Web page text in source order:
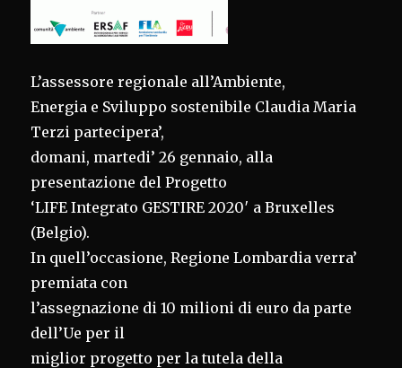
L’assessore regionale all’Ambiente,
Energia e Sviluppo sostenibile Claudia Maria
Terzi partecipera’,
domani, martedi’ 26 gennaio, alla
presentazione del Progetto
‘LIFE Integrato GESTIRE 2020′ a Bruxelles
(Belgio).
In quell’occasione, Regione Lombardia verra’
premiata con
l’assegnazione di 10 milioni di euro da parte
dell’Ue per il
miglior progetto per la tutela della